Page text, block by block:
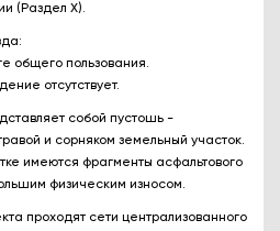
(Раздел X).
общего пользования.
отсутствует.
собой пустошь -
и сорняком земельный участок.
имеются фрагменты асфальтового
физическим износом.
проходят сети централизованного